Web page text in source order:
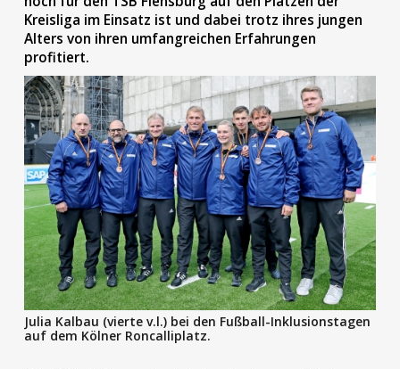
Kreisliga im Einsatz ist und dabei trotz ihres jungen
Alters von ihren umfangreichen Erfahrungen
profitiert.
Julia Kalbau (vierte v.l.) bei den Fußball-Inklusionstagen
auf dem Kölner Roncalliplatz.